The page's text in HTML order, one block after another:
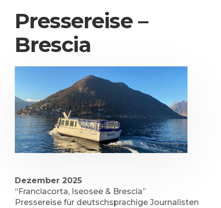
Pressereise –
Brescia
Dezember 2025
“Franciacorta, Iseosee & Brescia”
Pressereise für deutschsprachige Journalisten